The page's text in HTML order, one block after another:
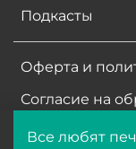
Подкасты
Оферта и
Согласие на
Все любят